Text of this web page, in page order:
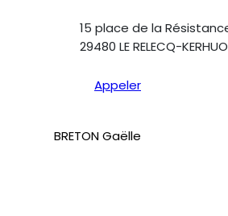
15 place de la
29480 LE RELECQ-
Appeler
BRETON Gaëlle